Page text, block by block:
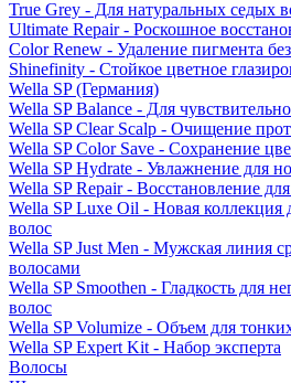
True Grey - Для натуральных седых
Ultimate Repair - Роскошное
Color Renew - Удаление пигмента
Shinefinity - Стойкое цветное
Wella SP (Германия)
Wella SP Balance - Для
Wella SP Clear Scalp - Очищение
Wella SP Color Save - Сохранение
Wella SP Hydrate - Увлажнение для
Wella SP Repair - Восстановление
Wella SP Luxe Oil - Новая коллекция
волос
Wella SP Just Men - Мужская линия
волосами
Wella SP Smoothen - Гладкость для
волос
Wella SP Volumize - Объем для
Wella SP Expert Kit - Набор эксперта
Волосы